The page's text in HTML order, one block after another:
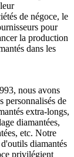
de négoce, le
pour
la production
dans les
nous avons
personnalisés de
extra-longs,
diamantées,
etc. Notre
diamantés
privilégient